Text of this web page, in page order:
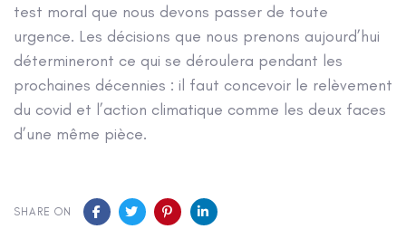
test moral que nous devons passer de toute
urgence. Les décisions que nous prenons aujourd’hui
détermineront ce qui se déroulera pendant les
prochaines décennies : il faut concevoir le relèvement
du covid et l’action climatique comme les deux faces
d’une même pièce.
SHARE ON